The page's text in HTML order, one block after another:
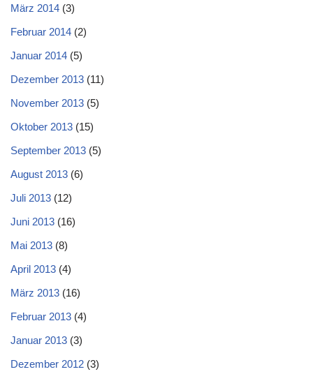
März 2014 (3)
Februar 2014 (2)
Januar 2014 (5)
Dezember 2013 (11)
November 2013 (5)
Oktober 2013 (15)
September 2013 (5)
August 2013 (6)
Juli 2013 (12)
Juni 2013 (16)
Mai 2013 (8)
April 2013 (4)
März 2013 (16)
Februar 2013 (4)
Januar 2013 (3)
Dezember 2012 (3)